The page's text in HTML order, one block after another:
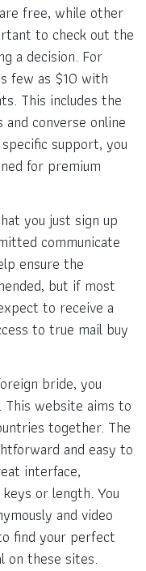
free, while other
to check out the
a decision. For
few as $10 with
This includes the
converse online
support, you
for premium
you just sign up
communicate
ensure the
but if most
to receive a
to true mail buy
bride, you
website aims to
together. The
and easy to
interface,
or length. You
and video
find your perfect
on these sites.